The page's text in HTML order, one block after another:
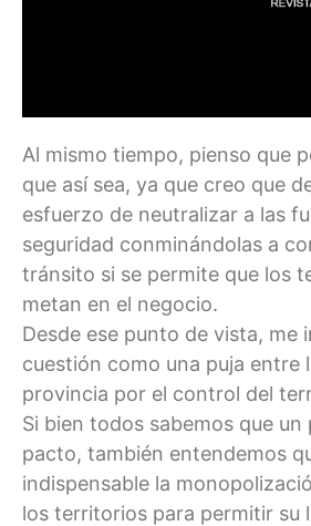
Al mismo tiempo, pienso que
que así sea, ya que creo que
esfuerzo de neutralizar a las
seguridad conminándolas a
tránsito si se permite que los
metan en el negocio.
Desde ese punto de vista, me
cuestión como una puja entre
provincia por el control del
Si bien todos sabemos que un
pacto, también entendemos
indispensable la
los territorios para permitir su